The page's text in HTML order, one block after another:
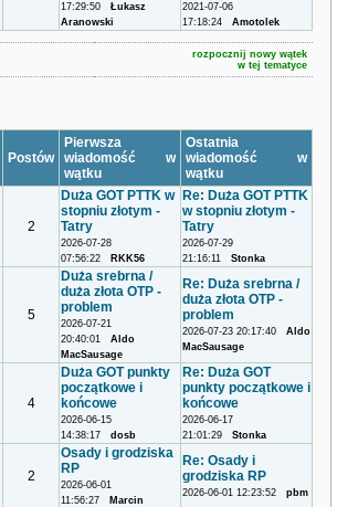
17:29:50 Łukasz
Aranowski
2021-07-06
17:18:24 Amotolek
rozpocznij nowy wątek
w tej tematyce
Postów
Pierwsza
wiadomość w
wątku
Ostatnia
wiadomość w
wątku
2
Duża GOT PTTK w
stopniu złotym -
Tatry
2026-07-28
07:56:22
RKK56
Re: Duża GOT PTTK
w stopniu złotym -
Tatry
2026-07-29
21:16:11 Stonka
5
Duża srebrna /
duża złota OTP -
problem
2026-07-21
20:40:01 Aldo
MacSausage
Re: Duża srebrna /
duża złota OTP -
problem
2026-07-23 20:17:40 Aldo
MacSausage
4
Duża GOT punkty
początkowe i
końcowe
2026-06-15
14:38:17 dosb
Re: Duża GOT
punkty początkowe i
końcowe
2026-06-17
21:01:29 Stonka
2
Osady i grodziska
RP
2026-06-01
11:56:27 Marcin
Re: Osady i
grodziska RP
2026-06-01 12:23:52 pbm